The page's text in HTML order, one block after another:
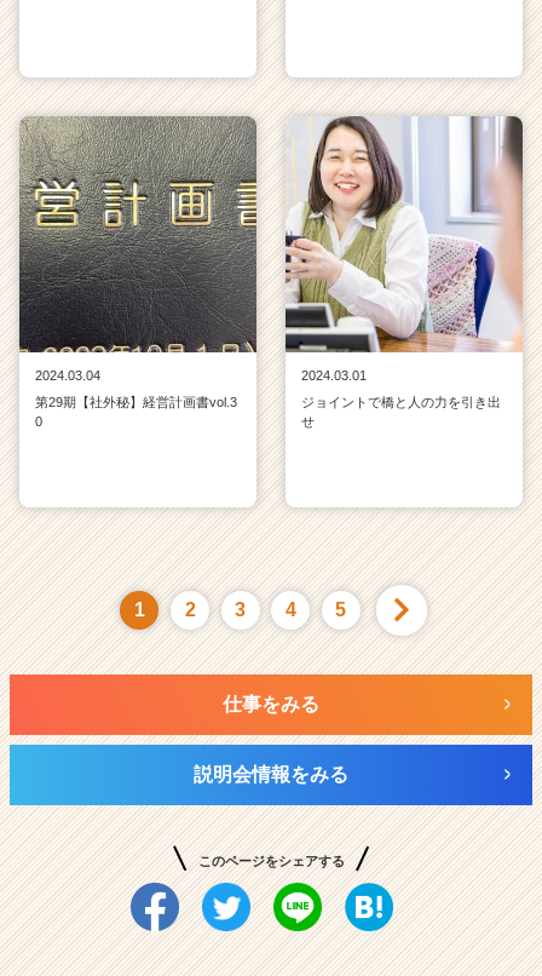
2024.03.04
第29期【社外秘】経営計画書vol.3
0
2024.03.01
ジョイントで橋と人の力を引き出
せ
1 2 3 4 5
仕事をみる
説明会情報をみる
このページをシェアする